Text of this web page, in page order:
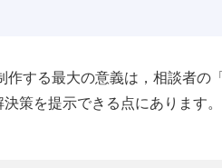
作する最大の意義は，相談者の
策を提示できる点にあります